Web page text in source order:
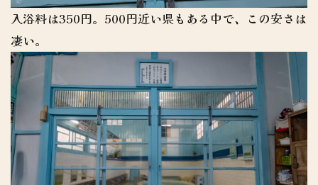
入浴料は350円。500円近い県もある中で、この安さは
凄い。